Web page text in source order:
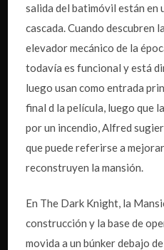
salida del batimóvil están en
cascada. Cuando descubren
elevador mecánico de la
todavía es funcional y está
luego usan como entrada
final d la película, luego que
por un incendio, Alfred
que puede referirse a
reconstruyen la mansión.
En The Dark Knight, la
construcción y la base de
movida a un búnker debajo